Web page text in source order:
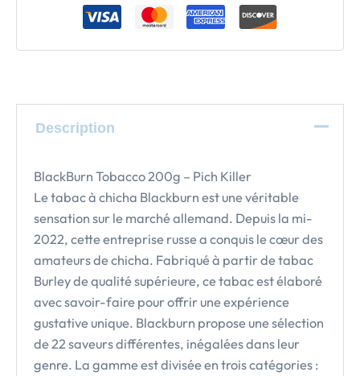
Description
BlackBurn Tobacco 200g – Pich Killer
Le tabac à chicha Blackburn est une véritable
sensation sur le marché allemand. Depuis la mi-
2022, cette entreprise russe a conquis le cœur des
amateurs de chicha. Fabriqué à partir de tabac
Burley de qualité supérieure, ce tabac est élaboré
avec savoir-faire pour offrir une expérience
gustative unique. Blackburn propose une sélection
de 22 saveurs différentes, inégalées dans leur
genre. La gamme est divisée en trois catégories :